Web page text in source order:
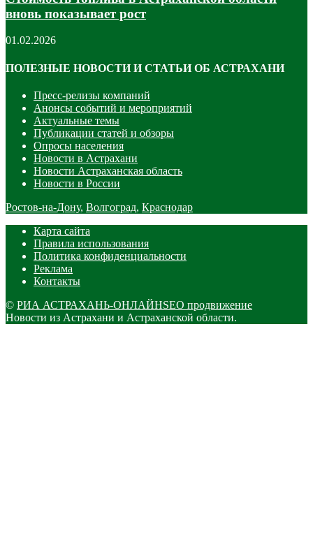
вновь показывает рост
01.02.2026
ПОЛЕЗНЫЕ НОВОСТИ И СТАТЬИ ОБ АСТРАХАНИ
Пресс-релизы компаний
Анонсы событий и мероприятий
Актуальные темы
Публикации статей и обзоры
Опросы населения
Новости в Астрахани
Новости Астраханская область
Новости в России
Ростов-на-Дону, Волгоград, Краснодар
Карта сайта
Правила использования
Политика конфиденциальности
Реклама
Контакты
© РИА АСТРАХАНЬ-ОНЛАЙНSEO продвижение
Новости из Астрахани и Астраханской области.